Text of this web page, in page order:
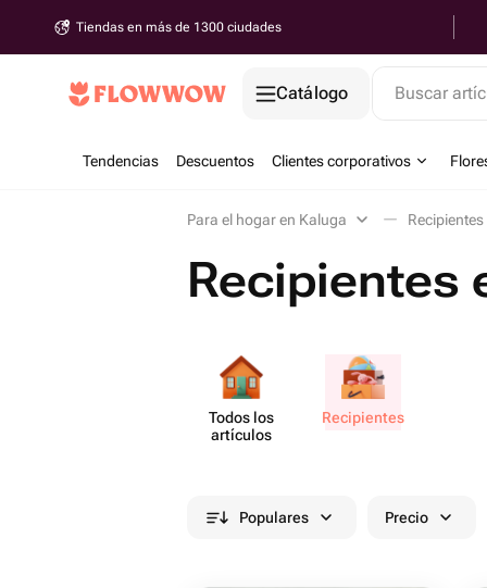
Tiendas en más de 1300 ciudades
Catálogo Buscar
Tendencias Descuentos Clientes corporativos
Para el hogar en Kaluga Recipientes
Recipientes
Todos los
artículos
Recip​ientes
Populares Precio